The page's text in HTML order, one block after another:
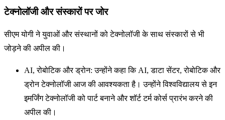
टेक्नोलॉजी और संस्कारों पर जोर
सीएम योगी ने युवाओं और संस्थानों को टेक्नोलॉजी के साथ संस्कारों से भी
जोड़ने की अपील की।
AI, रोबोटिक और ड्रोन: उन्होंने कहा कि AI, डाटा सेंटर, रोबोटिक और
ड्रोन टेक्नोलॉजी आज की आवश्यकता है। उन्होंने विश्वविद्यालय से इन
इमर्जिंग टेक्नोलॉजी को पार्ट बनाने और शॉर्ट टर्म कोर्स प्रारंभ करने की
अपील की।